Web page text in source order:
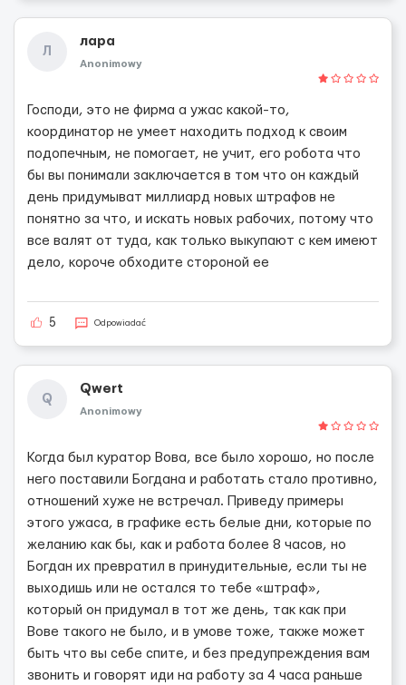
Л
лара
Anonimowy
Господи, это не фирма а ужас какой-то,
координатор не умеет находить подход к своим
подопечным, не помогает, не учит, его робота что
бы вы понимали заключается в том что он каждый
день придумыват миллиард новых штрафов не
понятно за что, и искать новых рабочих, потому что
все валят от туда, как только выкупают с кем имеют
дело, короче обходите стороной ее
5 Odpowiadać
Q
Qwert
Anonimowy
Когда был куратор Вова, все было хорошо, но после
него поставили Богдана и работать стало противно,
отношений хуже не встречал. Приведу примеры
этого ужаса, в графике есть белые дни, которые по
желанию как бы, как и работа более 8 часов, но
Богдан их превратил в принудительные, если ты не
выходишь или не остался то тебе «штраф»,
который он придумал в тот же день, так как при
Вове такого не было, и в умове тоже, также может
быть что вы себе спите, и без предупреждения вам
звонить и говорят иди на работу за 4 часа раньше